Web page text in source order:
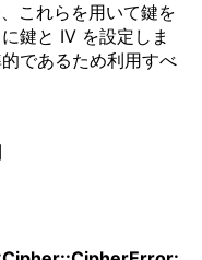
これらを用いて鍵を
鍵と IV を設定しま
であるため利用すべ